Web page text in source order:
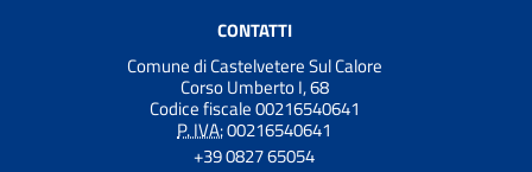
CONTATTI
Comune di Castelvetere Sul Calore
Corso Umberto I, 68
Codice fiscale 00216540641
P. IVA:00216540641
+39 0827 65054